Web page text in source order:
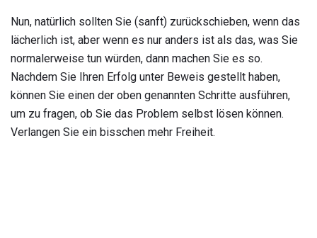
Nun, natürlich sollten Sie (sanft) zurückschieben, wenn das
lächerlich ist, aber wenn es nur anders ist als das, was Sie
normalerweise tun würden, dann machen Sie es so.
Nachdem Sie Ihren Erfolg unter Beweis gestellt haben,
können Sie einen der oben genannten Schritte ausführen,
um zu fragen, ob Sie das Problem selbst lösen können.
Verlangen Sie ein bisschen mehr Freiheit.